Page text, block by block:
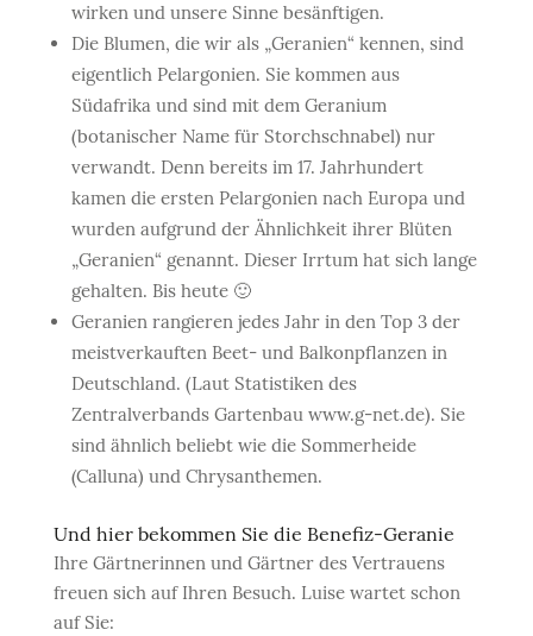
wirken und unsere Sinne besänftigen.
Die Blumen, die wir als „Geranien“ kennen, sind
eigentlich Pelargonien. Sie kommen aus
Südafrika und sind mit dem Geranium
(botanischer Name für Storchschnabel) nur
verwandt. Denn bereits im 17. Jahrhundert
kamen die ersten Pelargonien nach Europa und
wurden aufgrund der Ähnlichkeit ihrer Blüten
„Geranien“ genannt. Dieser Irrtum hat sich lange
gehalten. Bis heute 🙂
Geranien rangieren jedes Jahr in den Top 3 der
meistverkauften Beet- und Balkonpflanzen in
Deutschland. (Laut Statistiken des
Zentralverbands Gartenbau www.g-net.de). Sie
sind ähnlich beliebt wie die Sommerheide
(Calluna) und Chrysanthemen.
Und hier bekommen Sie die Benefiz-Geranie
Ihre Gärtnerinnen und Gärtner des Vertrauens
freuen sich auf Ihren Besuch. Luise wartet schon
auf Sie: